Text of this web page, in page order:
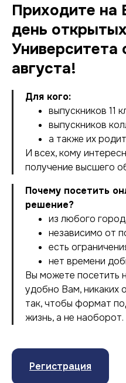
Приходите на
день
Университета
августа!
Для кого:
выпускников 11
выпускников
а также их
И всех, кому
получение высшего
Почему посетить
решение?
из любого
независимо от
есть
нет времени
Вы можете посетить
удобно Вам, никаких
так, чтобы формат
жизнь, а не наоборот.
Регистрация